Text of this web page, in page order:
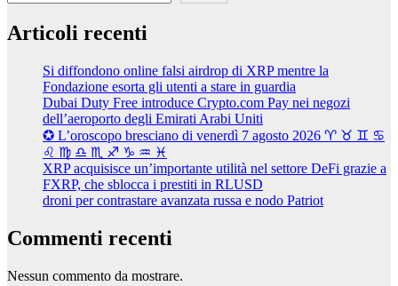
Articoli recenti
Si diffondono online falsi airdrop di XRP mentre la
Fondazione esorta gli utenti a stare in guardia
Dubai Duty Free introduce Crypto.com Pay nei negozi
dell’aeroporto degli Emirati Arabi Uniti
✪ L’oroscopo bresciano di venerdì 7 agosto 2026 ♈ ♉ ♊ ♋
♌ ♍ ♎ ♏ ♐ ♑ ♒ ♓
XRP acquisisce un’importante utilità nel settore DeFi grazie a
FXRP, che sblocca i prestiti in RLUSD
droni per contrastare avanzata russa e nodo Patriot
Commenti recenti
Nessun commento da mostrare.